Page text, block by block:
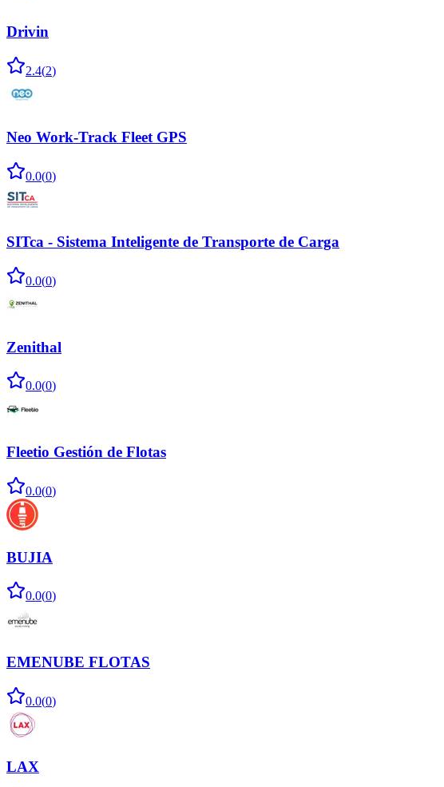
Drivin
2.4(2)
Neo Work-Track Fleet GPS
0.0(0)
SITca - Sistema Inteligente de Transporte de Carga
0.0(0)
Zenithal
0.0(0)
Fleetio Gestión de Flotas
0.0(0)
BUJIA
0.0(0)
EMENUBE FLOTAS
0.0(0)
LAX